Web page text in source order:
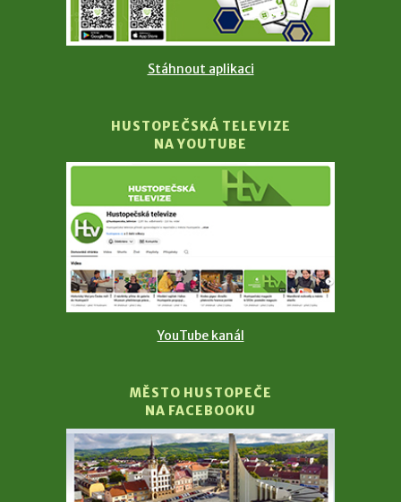
Stáhnout aplikaci
HUSTOPEČSKÁ TELEVIZE
NA YOUTUBE
YouTube kanál
MĚSTO HUSTOPEČE
NA FACEBOOKU